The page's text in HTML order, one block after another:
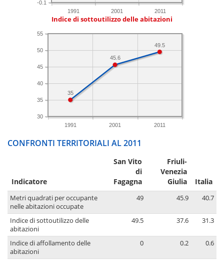
1991 2001 2011
-0.1
Indice di sottoutilizzo delle abitazioni
1991 2001 2011
30
35
40
45
50
55
49.5
45.6
35
CONFRONTI TERRITORIALI AL 2011
Indicatore
San Vito
di
Fagagna
Friuli-
Venezia
Giulia
Italia
Metri quadrati per occupante
nelle abitazioni occupate
49 45.9 40.7
Indice di sottoutilizzo delle
abitazioni
49.5 37.6 31.3
Indice di affollamento delle
abitazioni
0 0.2 0.6